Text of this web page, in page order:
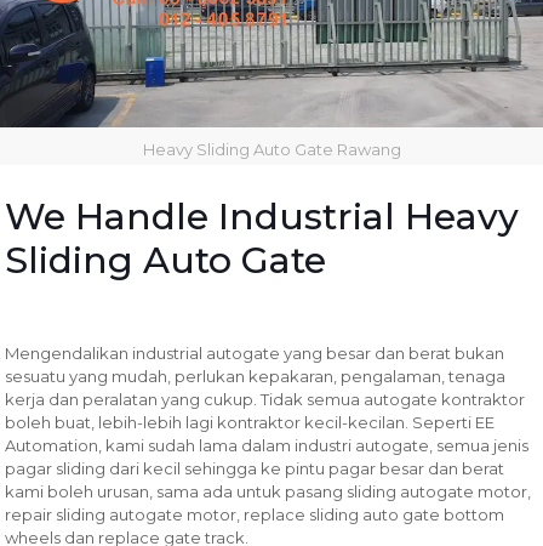
Heavy Sliding Auto Gate Rawang
We Handle Industrial Heavy
Sliding Auto Gate
Mengendalikan industrial autogate yang besar dan berat bukan
sesuatu yang mudah, perlukan kepakaran, pengalaman, tenaga
kerja dan peralatan yang cukup. Tidak semua autogate kontraktor
boleh buat, lebih-lebih lagi kontraktor kecil-kecilan. Seperti EE
Automation, kami sudah lama dalam industri autogate, semua jenis
pagar sliding dari kecil sehingga ke pintu pagar besar dan berat
kami boleh urusan, sama ada untuk pasang sliding autogate motor,
repair sliding autogate motor, replace sliding auto gate bottom
wheels dan replace gate track.